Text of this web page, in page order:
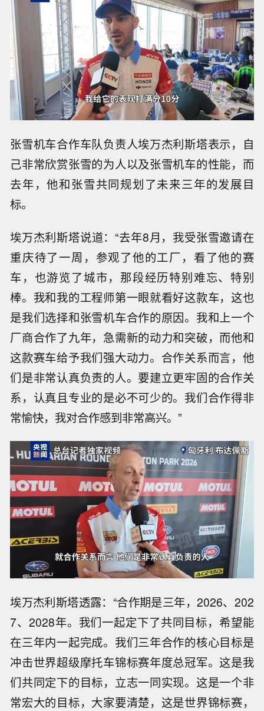
张雪机车合作车队负责人埃万杰利斯塔表示，自
己非常欣赏张雪的为人以及张雪机车的性能，而
去年，他和张雪共同规划了未来三年的发展目
标。
埃万杰利斯塔说道：“去年8月，我受张雪邀请在
重庆待了一周，参观了他的工厂，看了他的赛
车，也游览了城市，那段经历特别难忘、特别
棒。我和我的工程师第一眼就看好这款车，这也
是我们选择和张雪机车合作的原因。我和上一个
厂商合作了九年，急需新的动力和突破，而他和
这款赛车给予我们强大动力。合作关系而言，他
们是非常认真负责的人。要建立更牢固的合作关
系，认真且专业的是必不可少的。我们合作得非
常愉快，我对合作感到非常高兴。”
埃万杰利斯塔透露：“合作期是三年，2026、202
7、2028年。我们一起定下了共同目标，希望能
在三年内一起完成。我们三年合作的核心目标是
冲击世界超级摩托车锦标赛年度总冠军。这是我
们共同定下的目标，立志一同实现。这是一个非
常宏大的目标，大家要清楚，这是世界锦标赛，